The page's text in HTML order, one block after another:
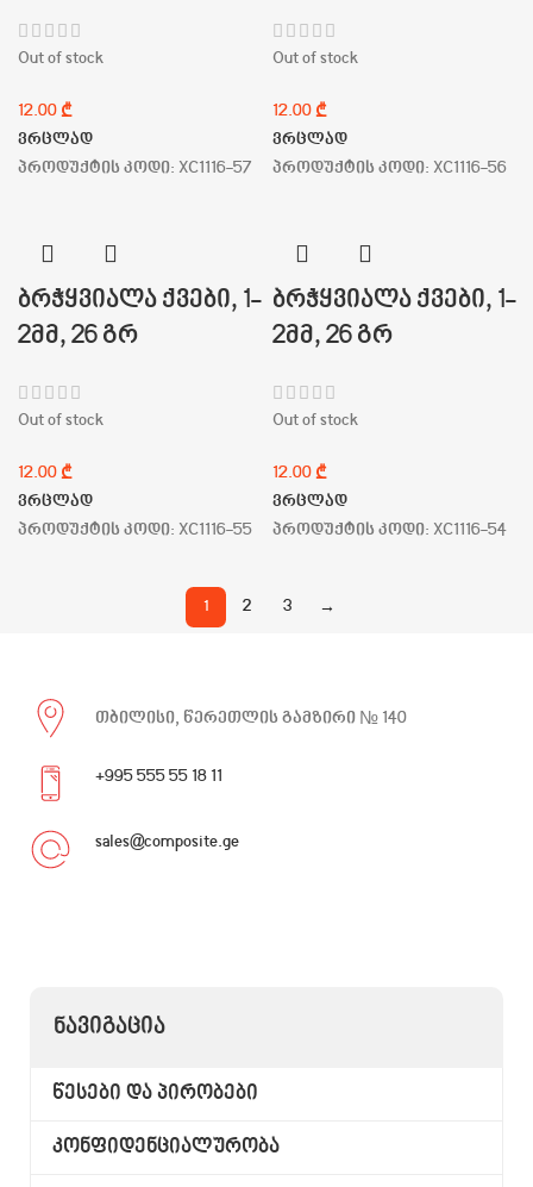
Out of stock
₾
ვრცლად
პროდუქტის კოდი: XC1116-57
Out of stock
₾
ვრცლად
პროდუქტის კოდი: XC1116-56
ბრჭყვიალა ქვები, 1-
2მმ, 26 გრ
Out of stock
₾
ვრცლად
პროდუქტის კოდი: XC1116-55
ბრჭყვიალა ქვები, 1-
2მმ, 26 გრ
Out of stock
₾
ვრცლად
პროდუქტის კოდი: XC1116-54
1 2 3 →
თბილისი, წერეთლის გამზირი № 140
+995 555 55 18 11
sales@composite.ge
ᲜᲐᲕᲘᲒᲐᲪᲘᲐ
წესები და პირობები
კონფიდენციალურობა